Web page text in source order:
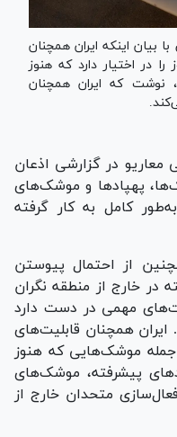
بیان اینکه ایران همچنان
در اختیار دارد که هنوز
نوشت که ایران همچنان
معاریو در گزارشی اذعان
پهپاد‌ها و موشک‌های
کامل به کار گرفته
از احتمال پیوستن
در خارج از منطقه نگران
مهمی در دست دارد
همچنان قابلیت‌های
جمله موشک‌هایی که هنوز
پیشرفته، موشک‌های
متحدان خارج از